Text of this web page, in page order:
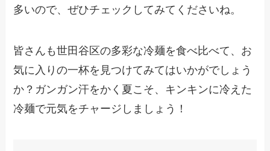
多いので、ぜひチェックしてみてくださいね。
皆さんも世田谷区の多彩な冷麺を食べ比べて、お
気に入りの一杯を見つけてみてはいかがでしょう
か？ガンガン汗をかく夏こそ、キンキンに冷えた
冷麺で元気をチャージしましょう！